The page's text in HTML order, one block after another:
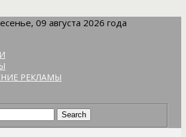
09 августа 2026 года
РЕКЛАМЫ